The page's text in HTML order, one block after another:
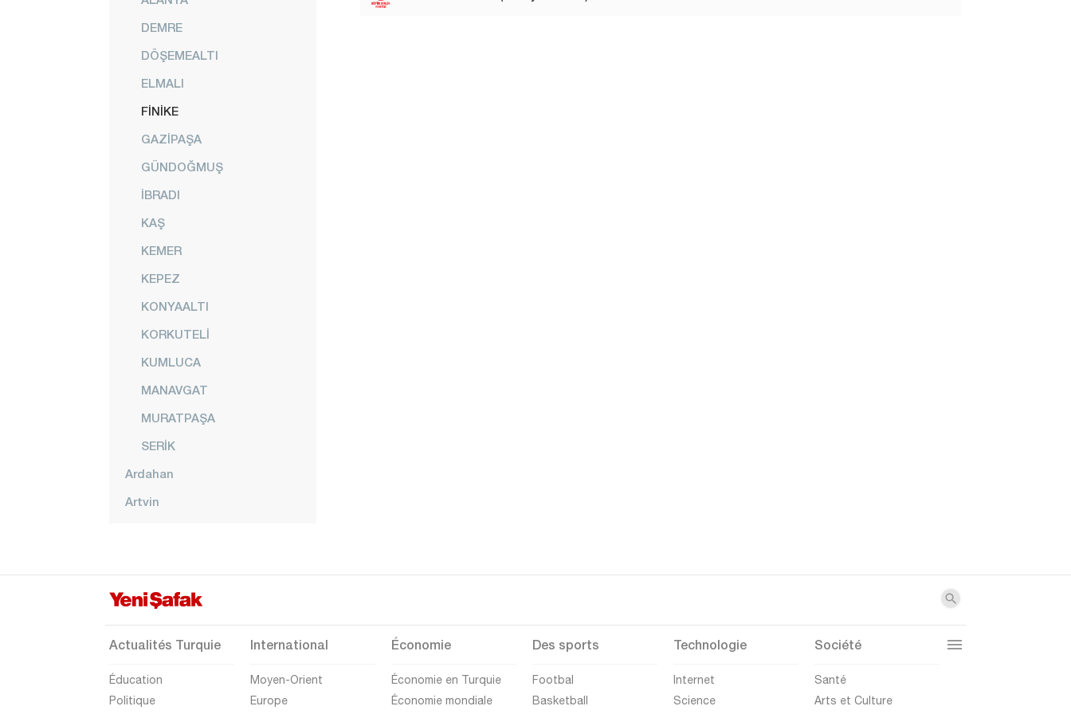
DEMRE
DÖŞEMEALTI
ELMALI
FİNİKE
GAZİPAŞA
GÜNDOĞMUŞ
İBRADI
KAŞ
KEMER
KEPEZ
KONYAALTI
KORKUTELİ
KUMLUCA
MANAVGAT
MURATPAŞA
SERİK
Ardahan
Artvin
Batman
Bayburt
Bingöl
Actualités Turquie
Éducation
Politique
International
Moyen-Orient
Europe
Économie
Économie en Turquie
Économie mondiale
Des sports
Footbal
Basketball
Technologie
Internet
Science
Société
Santé
Arts et Culture